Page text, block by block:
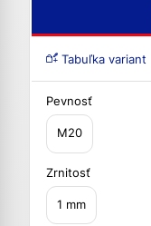
Tabuľka variant
Pevnosť
M20
Zrnitosť
1 mm